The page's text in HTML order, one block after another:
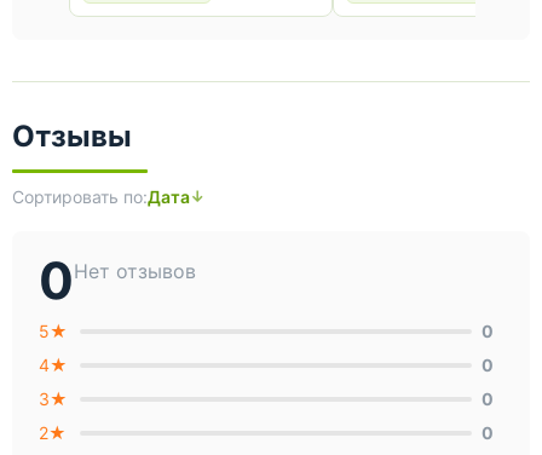
Отзывы
Сортировать по:Дата
0Нет отзывов
5★
0
4★
0
3★
0
2★
0